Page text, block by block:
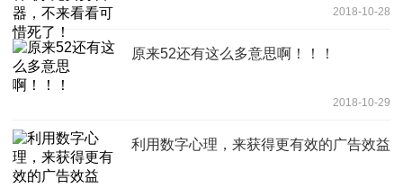
2018-10-28
原来52还有这么多意思啊！！！
2018-10-29
利用数字心理，来获得更有效的广告效益